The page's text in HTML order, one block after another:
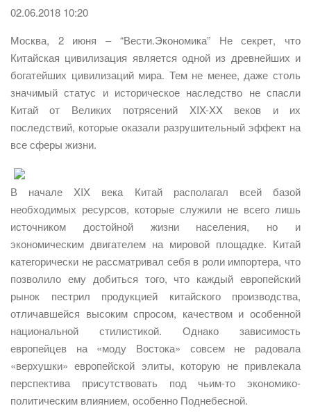
02.06.2018 10:20
Москва, 2 июня – “Вести.Экономика” Не секрет, что
Китайская цивилизация является одной из древнейших и
богатейших цивилизаций мира. Тем не менее, даже столь
значимый статус и историческое наследство не спасли
Китай от Великих потрясений XIX-XX веков и их
последствий, которые оказали разрушительный эффект на
все сферы жизни.
В начале XIX века Китай располагал всей базой
необходимых ресурсов, которые служили не всего лишь
источником достойной жизни населения, но и
экономическим двигателем на мировой площадке. Китай
категорически не рассматривал себя в роли импортера, что
позволило ему добиться того, что каждый европейский
рынок пестрил продукцией китайского производства,
отличавшейся высоким спросом, качеством и особенной
национальной стилистикой. Однако зависимость
европейцев на «моду Востока» совсем не радовала
«верхушки» европейской элиты, которую не привлекала
перспектива присутствовать под чьим-то экономико-
политическим влиянием, особенно Поднебесной.